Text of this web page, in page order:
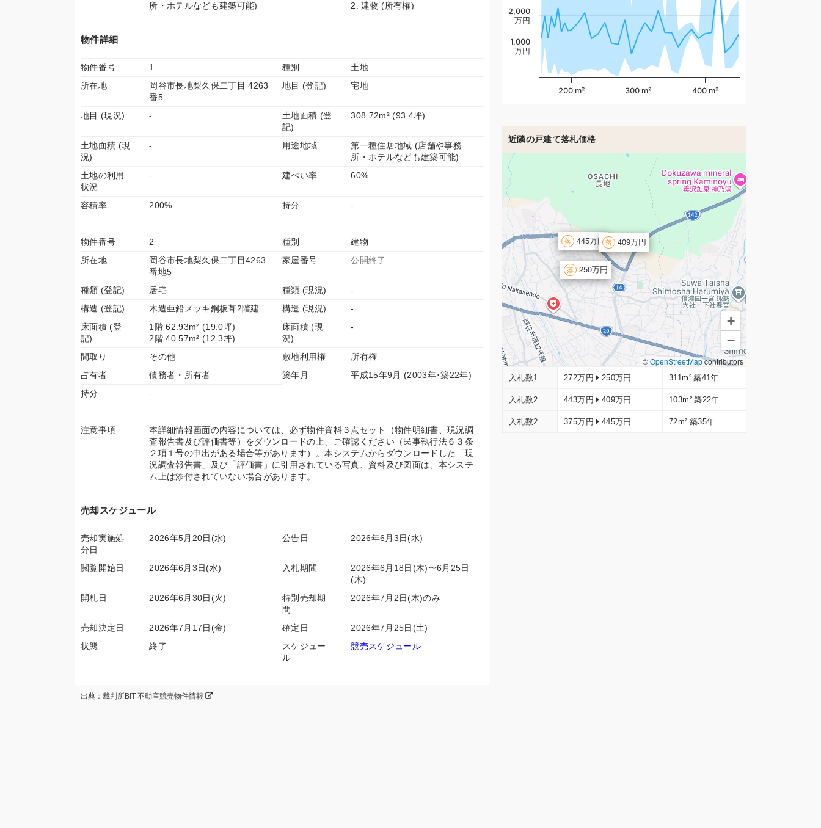
所・ホテルなども建築可能)
2. 建物 (所有権)
物件詳細
物件番号 1 種別
土地
所在地
岡谷市長地梨久保二丁目 4263
番5
地目 (登記) 宅地
地目 (現況) -
土地面積 (登
記)
308.72m² (93.4坪)
土地面積 (現
況)
- 用途地域
第一種住居地域 (店舗や事務
所・ホテルなども建築可能)
土地の利用
状況
- 建ぺい率 60%
容積率 200% 持分 -
物件番号 2 種別
建物
所在地
岡谷市長地梨久保二丁目4263
番地5
家屋番号 公開終了
種類 (登記) 居宅 種類 (現況)
-
構造 (登記)
木造亜鉛メッキ鋼板葺2階建 構造 (現況)
-
床面積 (登
記)
1階 62.93m² (19.0坪)
2階 40.57m² (12.3坪)
床面積 (現
況)
-
間取り その他 敷地利用権
所有権
占有者
債務者・所有者 築年月
平成15年9月 (2003年･築22年)
持分
-
注意事項
本詳細情報画面の内容については、必ず物件資料３点セット（物件明細書、現況調
査報告書及び評価書等）をダウンロードの上、ご確認ください（民事執行法６３条
２項１号の申出がある場合等があります）。本システムからダウンロードした「現
況調査報告書」及び「評価書」に引用されている写真、資料及び図面は、本システ
ム上は添付されていない場合があります。
売却スケジュール
売却実施処
分日
2026年5月20日(水) 公告日 2026年6月3日(水)
閲覧開始日 2026年6月3日(水) 入札期間
2026年6月18日(木)〜6月25日
(木)
開札日
2026年6月30日(火)
特別売却期
間
2026年7月2日(木)のみ
売却決定日 2026年7月17日(金) 確定日
2026年7月25日(土)
状態
終了
スケジュー
ル
競売スケジュール
出典：裁判所BIT 不動産競売物件情報
200 m² 300 m² 400 m²
1,000
万円
2,000
万円
近隣の戸建て落札価格
445万円 409万円
250万円
+
−
©OpenStreetMapcontributors
入札数1 272万円 250万円 311m² 築41年
入札数2 443万円 409万円 103m² 築22年
入札数2 375万円 445万円 72m² 築35年